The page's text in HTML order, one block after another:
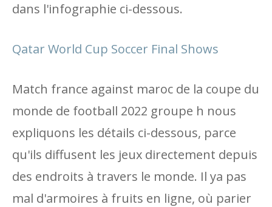
dans l'infographie ci-dessous.
Qatar World Cup Soccer Final Shows
Match france against maroc de la coupe du
monde de football 2022 groupe h nous
expliquons les détails ci-dessous, parce
qu'ils diffusent les jeux directement depuis
des endroits à travers le monde. Il ya pas
mal d'armoires à fruits en ligne, où parier